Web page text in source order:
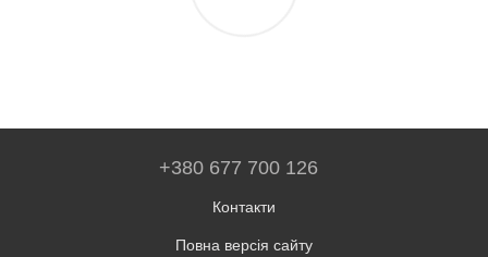
+380 677 700 126
Контакти
Повна версія сайту